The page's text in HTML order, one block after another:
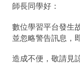
師長同學好：
數位學習平台發生
並忽略警告訊息，
造成不便，敬請見諒